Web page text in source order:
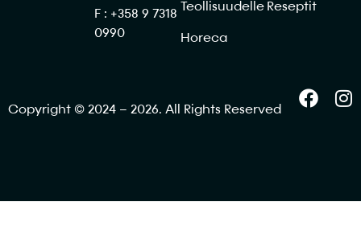
F : +358 9 7318
0990
Teollisuudelle
Horeca
Reseptit
Copyright © 2024 – 2026. All Rights Reserved